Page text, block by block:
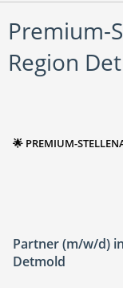
Premium-
Region
🌟 PREMIUM-
Partner (m/w/d)
Detmold